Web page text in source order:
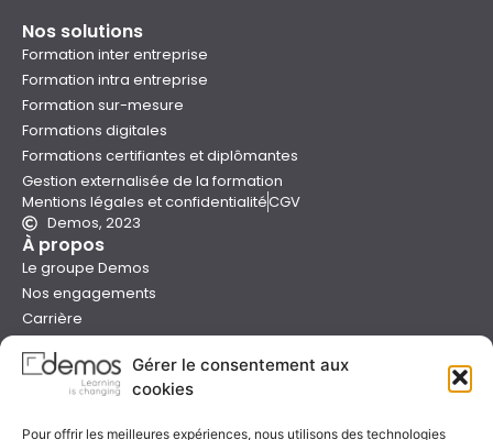
Gérer le consentement aux
cookies
Pour offrir les meilleures expériences, nous utilisons des technologies
Nos solutions
Formation inter entreprise
Formation intra entreprise
Formation sur-mesure
Formations digitales
Formations certifiantes et diplômantes
Gestion externalisée de la formation
Mentions légales et confidentialitéCGV
Demos, 2023
À propos
Le groupe Demos
Nos engagements
Carrière
Presse
Catalogues